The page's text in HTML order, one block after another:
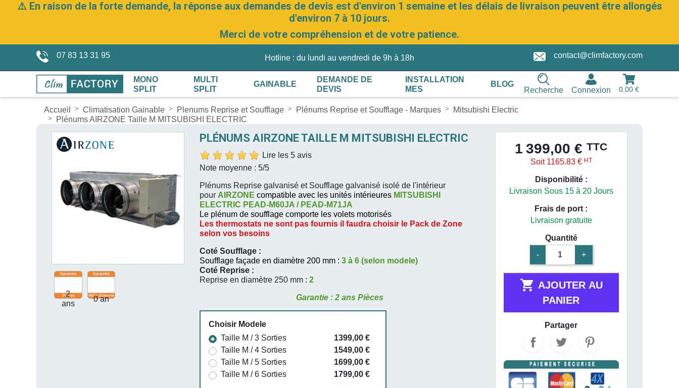
⚠️ En raison de la forte demande, la réponse aux demandes de devis est d'environ 1 semaine et les délais de livraison peuvent être allongés
d'environ 7 à 10 jours.
Merci de votre compréhension et de votre patience.
07 83 13 31 95 Hotline : du lundi au vendredi de 9h à 18h contact@climfactory.com
MONO
SPLIT
MULTI
SPLIT
GAINABLE
DEMANDE DE
DEVIS
INSTALLATION
MES
BLOG
Recherche Connexion 0,00 €
Accueil Climatisation Gainable Plenums Reprise et Soufflage Plénums Reprise et Soufflage - Marques
Mitsubishi Electric
Plénums AIRZONE Taille M MITSUBISHI ELECTRIC
2
ans
0 an
PLÉNUMS AIRZONE TAILLE M MITSUBISHI ELECTRIC
Lire les 5 avis
Note moyenne : 5/5
Plénums Reprise galvanisé et Soufflage galvanisé isolé de l'intérieur
pour AIRZONE compatible avec les unités intérieures MITSUBISHI
ELECTRIC PEAD-M60JA / PEAD-M71JA
Le plénum de soufflage comporte les volets motorisés
Les thermostats ne sont pas fournis il faudra choisir le Pack de Zone
selon vos besoins
Coté Soufflage :
Soufflage façade en diamètre 200 mm : 3 à 6 (selon modele)
Coté Reprise:
Reprise en diamètre 250 mm : 2
Garantie : 2 ans Pièces
Choisir Modele
Taille M / 3 Sorties
1399,00 €
Taille M / 4 Sorties
1549,00 €
Taille M / 5 Sorties
1699,00 €
Taille M / 6 Sorties
1799,00 €
1 399,00 €TTC
Soit 1165.83 € HT
Disponibilité :
Livraison Sous 15 à 20 Jours
Frais de port :
Livraison gratuite
Quantité
-
+

PANIER
Partager